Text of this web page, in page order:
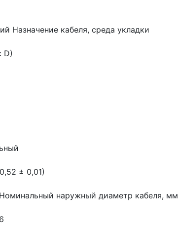
Назначение кабеля, среда укладки
D)
± 0,01)
Номинальный наружный диаметр кабеля, мм